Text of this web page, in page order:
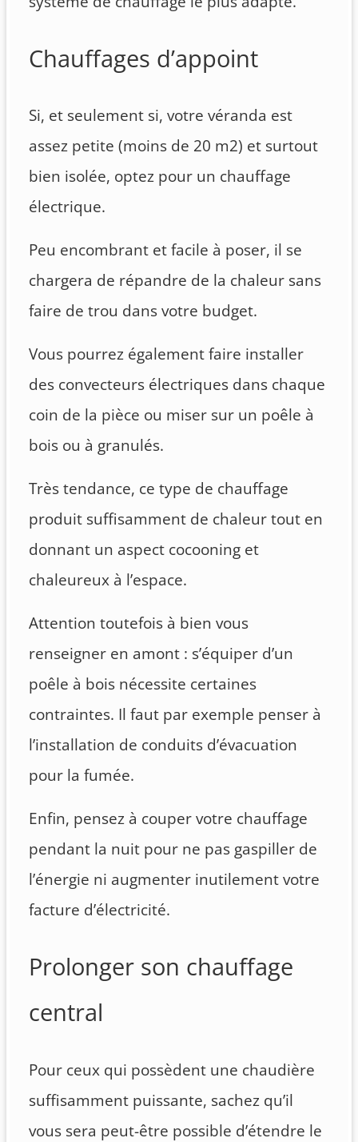
Chauffages d’appoint
Si, et seulement si, votre véranda est
assez petite (moins de 20 m2) et surtout
bien isolée, optez pour un chauffage
électrique.
Peu encombrant et facile à poser, il se
chargera de répandre de la chaleur sans
faire de trou dans votre budget.
Vous pourrez également faire installer
des convecteurs électriques dans chaque
coin de la pièce ou miser sur un poêle à
bois ou à granulés.
Très tendance, ce type de chauffage
produit suffisamment de chaleur tout en
donnant un aspect cocooning et
chaleureux à l’espace.
Attention toutefois à bien vous
renseigner en amont : s’équiper d’un
poêle à bois nécessite certaines
contraintes. Il faut par exemple penser à
l’installation de conduits d’évacuation
pour la fumée.
Enfin, pensez à couper votre chauffage
pendant la nuit pour ne pas gaspiller de
l’énergie ni augmenter inutilement votre
facture d’électricité.
Prolonger son chauffage
central
Pour ceux qui possèdent une chaudière
suffisamment puissante, sachez qu’il
vous sera peut-être possible d’étendre le